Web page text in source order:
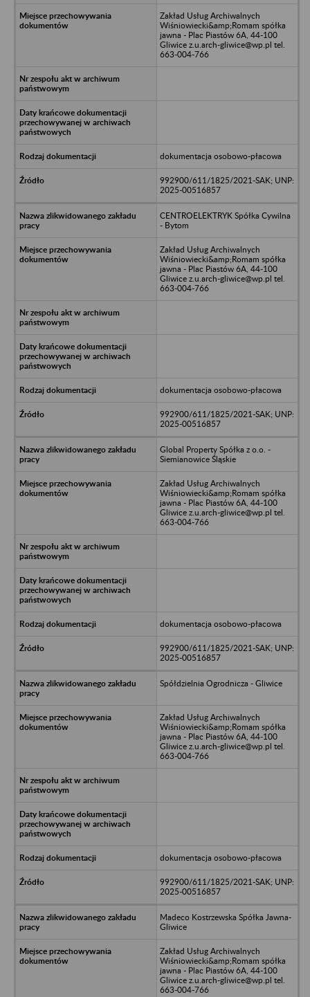
Zakład Usług Archiwalnych
Wiśniowiecki&amp;Romam spółka
jawna - Plac Piastów 6A, 44-100
Gliwice z.u.arch-gliwice@wp.pl tel.
663-004-766
dokumentacja osobowo-płacowa
992900/611/1825/2021-SAK; UNP:
2025-00516857
CENTROELEKTRYK Spółka Cywilna
- Bytom
Zakład Usług Archiwalnych
Wiśniowiecki&amp;Romam spółka
jawna - Plac Piastów 6A, 44-100
Gliwice z.u.arch-gliwice@wp.pl tel.
663-004-766
dokumentacja osobowo-płacowa
992900/611/1825/2021-SAK; UNP:
2025-00516857
Global Property Spółka z o.o. -
Siemianowice Śląskie
Zakład Usług Archiwalnych
Wiśniowiecki&amp;Romam spółka
jawna - Plac Piastów 6A, 44-100
Gliwice z.u.arch-gliwice@wp.pl tel.
663-004-766
dokumentacja osobowo-płacowa
992900/611/1825/2021-SAK; UNP:
2025-00516857
Spółdzielnia Ogrodnicza - Gliwice
Zakład Usług Archiwalnych
Wiśniowiecki&amp;Romam spółka
jawna - Plac Piastów 6A, 44-100
Gliwice z.u.arch-gliwice@wp.pl tel.
663-004-766
dokumentacja osobowo-płacowa
992900/611/1825/2021-SAK; UNP:
2025-00516857
Madeco Kostrzewska Spółka Jawna-
Gliwice
Zakład Usług Archiwalnych
Wiśniowiecki&amp;Romam spółka
jawna - Plac Piastów 6A, 44-100
Gliwice z.u.arch-gliwice@wp.pl tel.
663-004-766